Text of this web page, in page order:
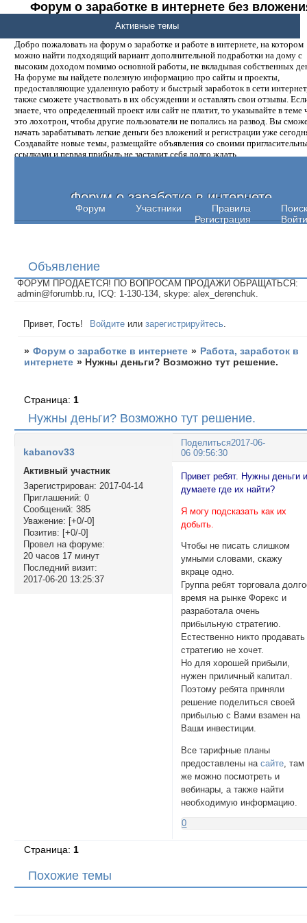
Форум о заработке в интернете без
денег.
Добро пожаловать на форум о заработке и работе в интернете, на котором
можно найти подходящий вариант дополнительной подработки на дому с
высоким доходом помимо основной работы, не вкладывая собственных
На форуме вы найдете полезную информацию про сайты и проекты,
предоставляющие удаленную работу и быстрый заработок в сети
также сможете участвовать в их обсуждении и оставлять свои отзывы.
знаете, что определенный проект или сайт не платит, то указывайте в теме
это лохотрон, чтобы другие пользователи не попались на развод. Вы
начать зарабатывать легкие деньги без вложений и регистрации уже
Создавайте новые темы, размещайте объявления со своими
ссылками и первая прибыль не заставит себя долго ждать.
Форум о заработке в интернете
Форум Участники Правила
Поиск
Регистрация
Войти
Активные темы
Объявление
ФОРУМ ПРОДАЕТСЯ! ПО ВОПРОСАМ ПРОДАЖИ ОБРАЩАТЬСЯ:
admin@forumbb.ru, ICQ: 1-130-134, skype: alex_derenchuk.
Привет, Гость! Войдите илизарегистрируйтесь
» Форум о заработке в интернете » Работа, заработок в
интернете » Нужны деньги? Возможно тут решение.
Нужны деньги? Возможно тут решение.
Страница: 1
Поделиться2017-06-
06 09:56:30
kabanov33
Активный участник
Зарегистрирован: 2017-04-14
Приглашений: 0
Сообщений: 385
Уважение: [+0/-0]
Позитив: [+0/-0]
Провел на форуме:
20 часов 17 минут
Последний визит:
2017-06-20 13:25:37
Привет ребят. Нужны деньги
думаете где их найти?
Я могу подсказать как их
добыть.
Чтобы не писать слишком
умными словами, скажу
вкраце одно.
Группа ребят торговала
время на рынке Форекс и
разработала очень
прибыльную стратегию.
Естественно никто продавать
стратегию не хочет.
Но для хорошей прибыли,
нужен приличный капитал.
Поэтому ребята приняли
решение поделиться своей
прибылью с Вами взамен на
Ваши инвестиции.
Все тарифные планы
предоставлены насайте, там
же можно посмотреть и
вебинары, а также найти
необходимую информацию.
0
Страница:1
Похожие темы